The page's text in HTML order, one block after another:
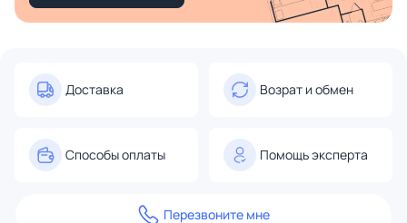
Доставка Возрат и обмен
Способы оплаты Помощь эксперта
Перезвоните мне